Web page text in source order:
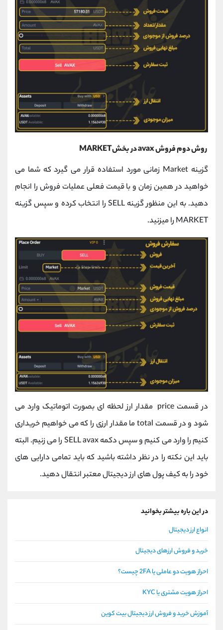
روش دوم فروش avax در بخشMARKET
گزینه Market زمانی مورد استفاده قرار می گیرد که شما می
خواهید در همین زمان و با قیمت فعلی عملیات فروش را انجام
دهید. به این منظور گزینه SELL را انتخاب کرده و سپس گزینه
MARKET را میزنید.
در قسمت price مقدار ارز لحظه ای بصورت اتوماتیک وارد می
شود و در قسمت total ما مقدار ارزی را که می خواهیم خریداری
کنیم را وارد می کنیم و سپس دکمه SELL avax را می زنیم. البته
باید این نکته را در نظر داشته باشید که باید تمامی دارایی های
خود را به کیف پول های ارز دیجیتال معتبر انتقال دهید.
در این باره بیشتر بخوانید
انواع ارز دیجیتال
خرید و فروش ارزهای دیجیتال
احراز هویت دو عاملی یا 2FA چیست؟
احراز هویت مشتری یا KYC
آموزش خرید و فروش ارز دیجیتال بیت کوین